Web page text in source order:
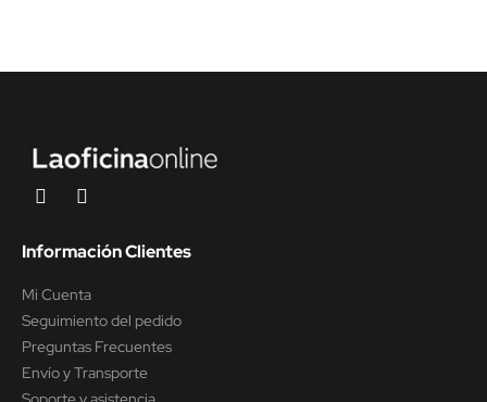
Información Clientes
Mi Cuenta
Seguimiento del pedido
Preguntas Frecuentes
Envío y Transporte